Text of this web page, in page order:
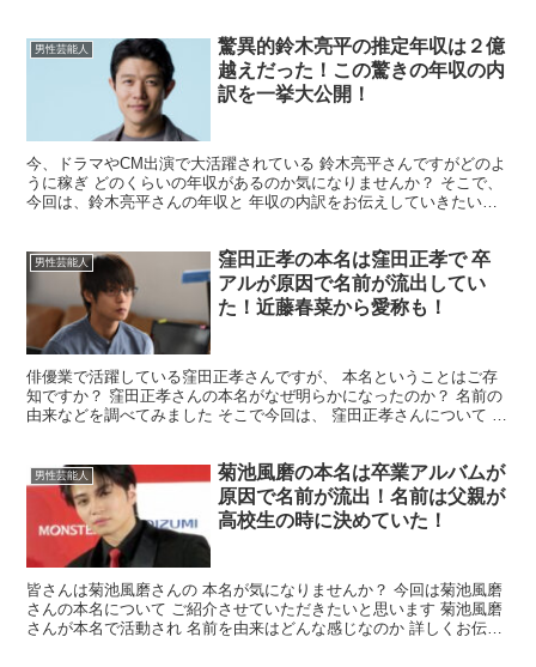
男性芸能人
驚異的鈴木亮平の推定年収は２億
越えだった！この驚きの年収の内
訳を一挙大公開！
今、ドラマやCM出演で大活躍されている 鈴木亮平さんですがどのよ
うに稼ぎ どのくらいの年収があるのか気になりませんか？ そこで、
今回は、鈴木亮平さんの年収と 年収の内訳をお伝えしていきたいと
男性芸能人
窪田正孝の本名は窪田正孝で 卒
アルが原因で名前が流出してい
た！近藤春菜から愛称も！
俳優業で活躍している窪田正孝さんですが、 本名ということはご存
知ですか？ 窪田正孝さんの本名がなぜ明らかになったのか？ 名前の
由来などを調べてみました そこで今回は、 窪田正孝さんについて 詳
男性芸能人
菊池風磨の本名は卒業アルバムが
原因で名前が流出！名前は父親が
高校生の時に決めていた！
皆さんは菊池風磨さんの 本名が気になりませんか？ 今回は菊池風磨
さんの本名について ご紹介させていただきたいと思います 菊池風磨
さんが本名で活動され 名前を由来はどんな感じなのか 詳しくお伝え